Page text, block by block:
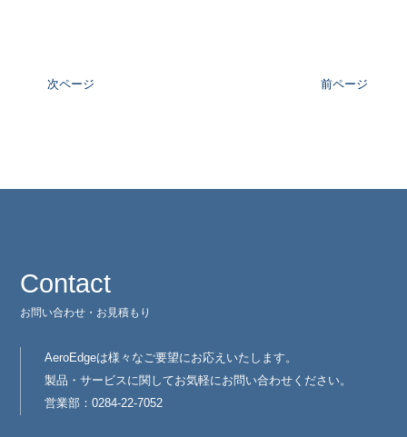
前ページ
次ページ
Contact
お問い合わせ・お見積もり
AeroEdgeは様々なご要望にお応えいたします。
製品・サービスに関してお気軽にお問い合わせください。
営業部：0284-22-7052